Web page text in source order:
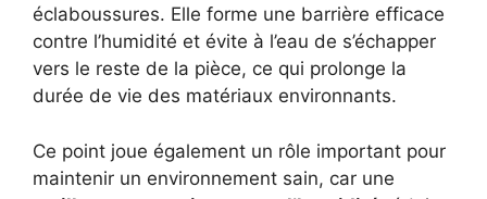
éclaboussures. Elle forme une barrière efficace
contre l’humidité et évite à l’eau de s’échapper
vers le reste de la pièce, ce qui prolonge la
durée de vie des matériaux environnants.
Ce point joue également un rôle important pour
maintenir un environnement sain, car une